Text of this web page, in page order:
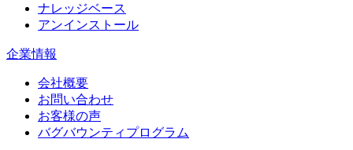
ナレッジベース
アンインストール
企業情報
会社概要
お問い合わせ
お客様の声
バグバウンティプログラム